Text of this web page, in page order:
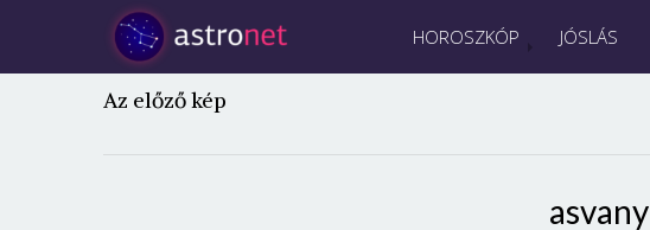
HOROSZKÓP JÓSLÁS
Az előző kép
asvany